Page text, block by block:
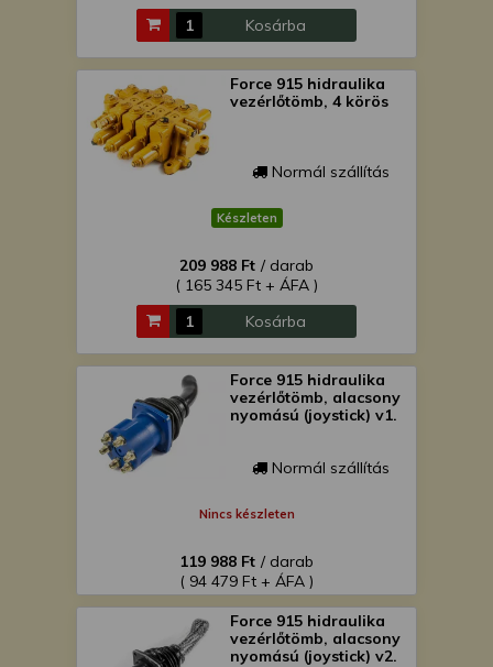
Kosárba
Force 915 hidraulika
vezérlőtömb, 4 körös
Normál szállítás
Készleten
209 988 Ft / darab
( 165 345 Ft + ÁFA )
Kosárba
Force 915 hidraulika
vezérlőtömb, alacsony
nyomású (joystick) v1.
Normál szállítás
Nincs készleten
119 988 Ft / darab
( 94 479 Ft + ÁFA )
Force 915 hidraulika
vezérlőtömb, alacsony
nyomású (joystick) v2.